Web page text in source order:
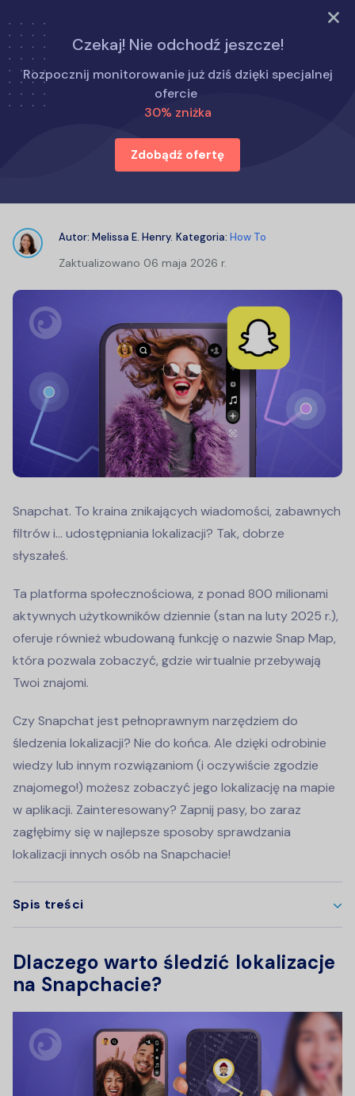
WYPRÓBUJ TERAZ
Czekaj! Nie odchodź jeszcze!
Rozpocznij monitorowanie już dziś dzięki specjalnej
ofercie
30% zniżka
Zdobądź ofertę
Strona główna
Jak to zrobić
Wyszukiwarka lokalizacji Snapchat: jak łatwo śledzić
lokalizacje
Wyszukiwarka lokalizacji Snapchat:
Autor: Melissa E. Henry. Kategoria: How To
Zaktualizowano 06 maja 2026 r.
Snapchat. To kraina znikających wiadomości, zabawnych
filtrów i… udostępniania lokalizacji? Tak, dobrze
słyszałeś.
Ta platforma społecznościowa, z ponad 800 milionami
aktywnych użytkowników dziennie (stan na luty 2025 r.),
oferuje również wbudowaną funkcję o nazwie Snap Map,
która pozwala zobaczyć, gdzie wirtualnie przebywają
Twoi znajomi.
Czy Snapchat jest pełnoprawnym narzędziem do
śledzenia lokalizacji? Nie do końca. Ale dzięki odrobinie
wiedzy lub innym rozwiązaniom (i oczywiście zgodzie
znajomego!) możesz zobaczyć jego lokalizację na mapie
w aplikacji. Zainteresowany? Zapnij pasy, bo zaraz
zagłębimy się w najlepsze sposoby sprawdzania
lokalizacji innych osób na Snapchacie!
Spis treści
Dlaczego warto śledzić lokalizacje
na Snapchacie?